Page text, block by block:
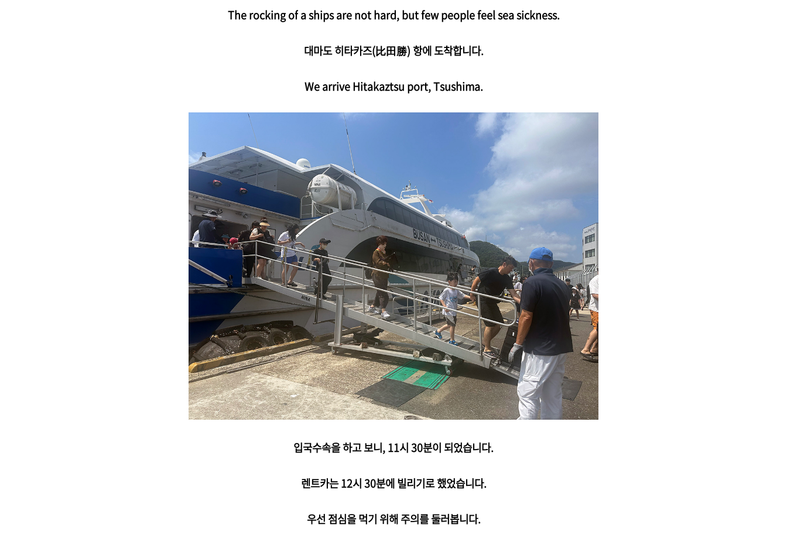
The rocking of aships are not hard, but few people feel sea sickness.
대마도 히타카즈(比田勝) 항에 도착합니다.
We arrive Hitakaztsu port, Tsushima.
입국수속을 하고 보니, 11시 30분이 되었습니다.
렌트카는 12시 30분에 빌리기로 했었습니다.
우선 점심을 먹기 위해 주의를 둘러봅니다.